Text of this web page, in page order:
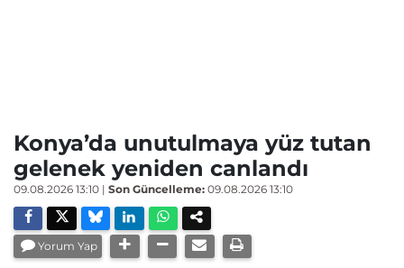
Konya’da unutulmaya yüz tutan
gelenek yeniden canlandı
09.08.2026 13:10 | Son Güncelleme: 09.08.2026 13:10
Yorum Yap